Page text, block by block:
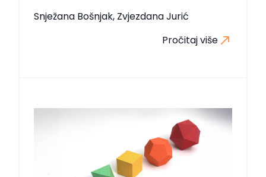
Snježana Bošnjak, Zvjezdana Jurić
Pročitaj više